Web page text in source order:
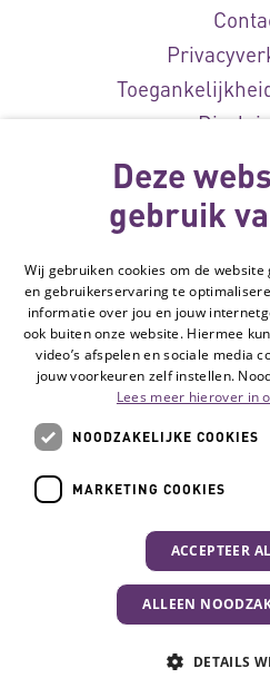
Cookie-
© Vilans,
Deze
gebruik
Wij gebruiken cookies om de
en gebruikerservaring te
informatie over jou en jouw
ook buiten onze website. Hiermee
video’s afspelen en sociale media
jouw voorkeuren zelf instellen.
Lees meer hierover in
NOODZAKELIJKE COOKIES
MARKETING COOKIES
ACCEPTEER
ALLEEN
DETAILS